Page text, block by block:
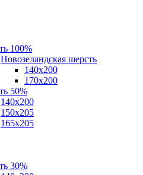
100%
Новозеландская шерсть
140х200
170x200
50%
140x200
150х205
165х205
30%